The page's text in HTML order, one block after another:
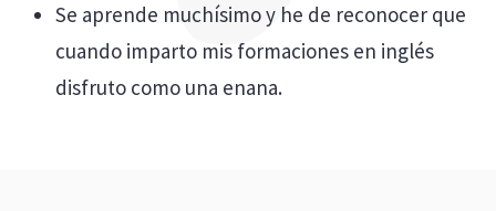
Se aprende muchísimo y he de reconocer que
cuando imparto mis formaciones en inglés
disfruto como una enana.